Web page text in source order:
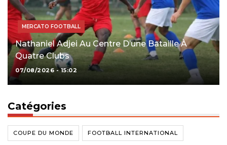
MERCATO FOOTBALL
Nathaniel Adjei Au Centre D’une Bataille À
Quatre Clubs
07/08/2026 - 15:02
Catégories
COUPE DU MONDE FOOTBALL INTERNATIONAL